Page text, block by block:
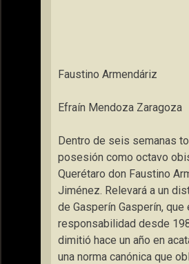
Faustino Armendáriz
Efraín Mendoza Zaragoza
Dentro de seis semanas
posesión como octavo
Querétaro don Faustino
Jiménez. Relevará a un
de Gasperín Gasperín, que
responsabilidad desde
dimitió hace un año en
una norma canónica que